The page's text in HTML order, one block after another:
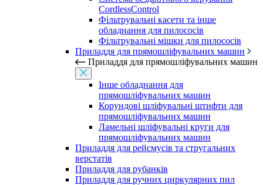
CordlessControl
Фільтрувальні касети та інше
обладнання для пилососів
Фільтрувальні мішки для пилососів
Приладдя для прямошліфувальних машин
Приладдя для прямошліфувальних машин
Інше обладнання для
прямошліфувальних машин
Корундові шліфувальні штифти для
прямошліфувальних машин
Ламельні шліфувальні круги для
прямошліфувальних машин
Приладдя для рейсмусів та стругальних
верстатів
Приладдя для рубанків
Приладдя для ручних циркулярних пил